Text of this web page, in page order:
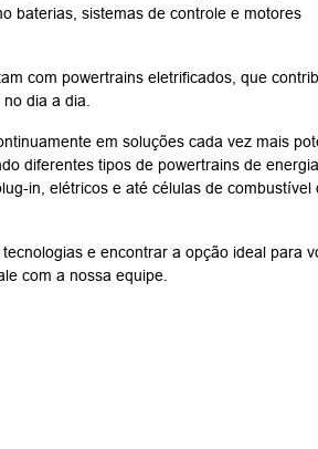
baterias, sistemas de controle e motores
com powertrains eletrificados, que
dia a dia.
em soluções cada vez mais
diferentes tipos de powertrains de
in, elétricos e até células de combustível
e encontrar a opção ideal para
com a nossa equipe.